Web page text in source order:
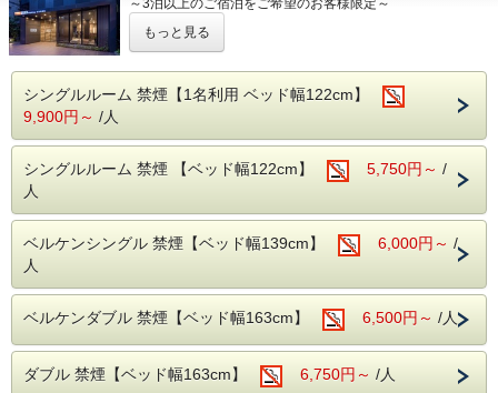
続無料/バス/シャワー/
洗浄機付きトイレ/調整可能な空調設備/液晶TV/ドライヤー/
有料チャンネル/電気スタンド/電子ケトル/
※客室内には内線(外線)の電話機は設置しておりませんの
で、予めご了承下さい。
・24時以降にご到着の場合はお手数ですが、事前に到着時
間のご連絡
をお願い致します。
ますので、インター
必要です。）
・料金は前払い制となります。チェックイン時にご精算をお
・当ホテルは朝食とランドリーサービスを行なっておりませ
※1泊をご希望のお客様は他のプランをご利用下さい。
※2泊をご希望のお客様は2泊連泊プランがおすすめです。
ビジネス・東京観光に是非ご利用ください！！
・JR「秋葉原」電気街口より徒歩7分
・JR「神田駅」北口、西口より徒歩6分（東京駅より1駅2
分）
出口利用）
・コンビニ徒歩10秒
抱擁感のある寝心地と快適空間をお約束致します！
プラチナノバブルは微細な気泡水でやさしい洗浄効果・お肌
が潤う保湿
もっと見る
シングルルーム 禁煙【1名利用 ベッド幅122cm】
9,900円～ /人
シングルルーム 禁煙 【ベッド幅122cm】 5,750円～ /
人
ベルケンシングル 禁煙【ベッド幅139cm】 6,000円～ /
人
ベルケンダブル 禁煙【ベッド幅163cm】 6,500円～ /人
ダブル 禁煙【ベッド幅163cm】 6,750円～ /人